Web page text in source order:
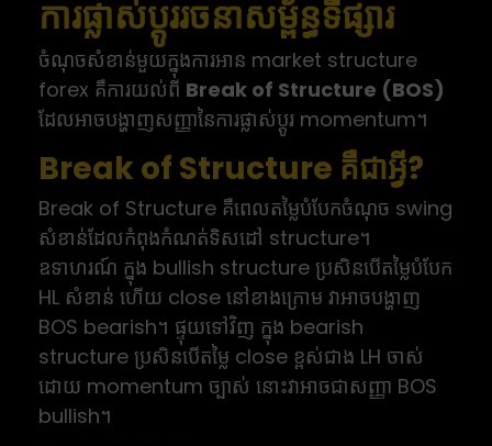
ការផ្លាស់ប្តូររចនាសម្ព័ន្ធទីផ្សារ
ចំណុចសំខាន់មួយក្នុងការអាន market structure
forex គឺការយល់ពី Break of Structure (BOS)
ដែលអាចបង្ហាញសញ្ញានៃការផ្លាស់ប្តូរ momentum។
Break of Structure គឺជាអ្វី?
Break of Structure គឺពេលតម្លៃបំបែកចំណុច swing
សំខាន់ដែលកំពុងកំណត់ទិសដៅ structure។
ឧទាហរណ៍ ក្នុង bullish structure ប្រសិនបើតម្លៃបំបែក
HL សំខាន់ ហើយ close នៅខាងក្រោម វាអាចបង្ហាញ
BOS bearish។ ផ្ទុយទៅវិញ ក្នុង bearish
structure ប្រសិនបើតម្លៃ close ខ្ពស់ជាង LH ចាស់
ដោយ momentum ច្បាស់ នោះវាអាចជាសញ្ញា BOS
bullish។